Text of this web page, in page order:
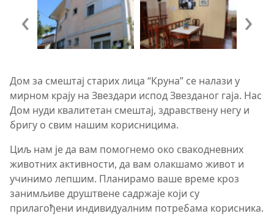
‹ ›
Дом за смештај старих лица “Круна” се налази у
мирном крају на Звездари испод Звезданог гаја. Нас
Дом нуди квалитетан смештај, здравствену негу и
бригу о свим нашим корисницима.
Циљ нам је да вам помогнемо око свакодневних
животних активности, да вам олакшамо живот и
учинимо лепшим. Планирамо ваше време кроз
занимљиве друштвене садржаје који су
прилагођени индивидуалним потребама корисника.